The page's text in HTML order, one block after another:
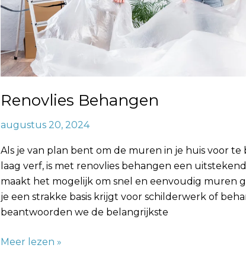
Renovlies Behangen
augustus 20, 2024
Als je van plan bent om de muren in je huis voor
laag verf, is met renovlies behangen een
maakt het mogelijk om snel en eenvoudig muren
je een strakke basis krijgt voor schilderwerk of
beantwoorden we de belangrijkste
Meer lezen »